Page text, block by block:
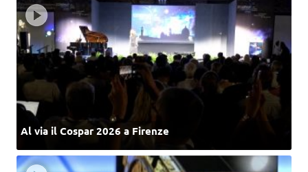
Al via il Cospar 2026 a Firenze